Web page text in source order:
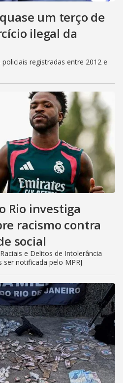
um terço de
ilegal da
registradas entre 2012 e
Rio investiga
racismo contra
social
e Delitos de Intolerância
notificada pelo MPRJ